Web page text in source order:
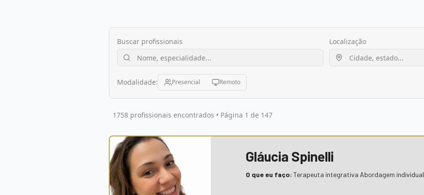
Buscar profissionais Localização
Modalidade: Presencial Remoto
1758 profissionais encontrados • Página 1 de 147
Gláucia Spinelli
O que eu faço: Terapeuta integrativa Abordagem individual